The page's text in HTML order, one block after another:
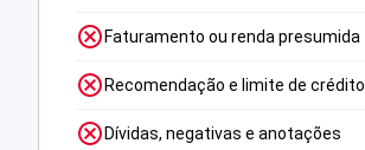
Faturamento ou renda presumida
Recomendação e limite de crédito
Dívidas, negativas e anotações